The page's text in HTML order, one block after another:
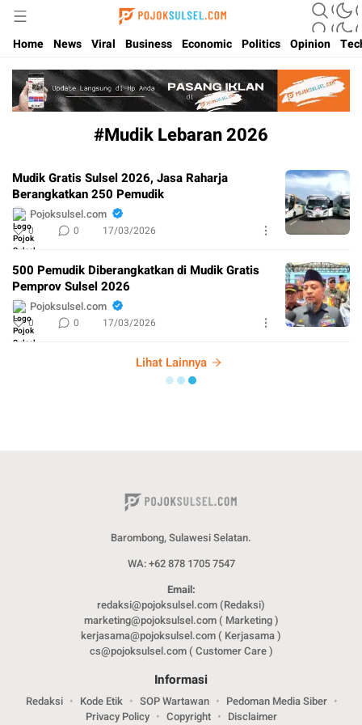
Pojoksulsel.com
Update Kabar Hits Sulsel, Langsung di Pojoksulsel.com
Home News Viral Business Economic Politics Opinion
#Mudik Lebaran 2026
Mudik Gratis Sulsel 2026, Jasa Raharja
Berangkatkan 250 Pemudik
Pojoksulsel.com
0 0 17/03/2026
500 Pemudik Diberangkatkan di Mudik Gratis
Pemprov Sulsel 2026
Pojoksulsel.com
0 0 17/03/2026
Lihat Lainnya
Barombong, Sulawesi Selatan.
WA: +62 878 1705 7547
Email:
redaksi@pojoksulsel.com (Redaksi)
marketing@pojoksulsel.com ( Marketing )
kerjasama@pojoksulsel.com ( Kerjasama )
cs@pojoksulsel.com ( Customer Care )
Informasi
Redaksi Kode Etik SOP Wartawan
Pedoman Media Siber
Privacy Policy
Copyright Disclaimer